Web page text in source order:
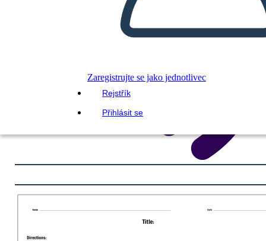
Zaregistrujte se jako jednotlivec
Rejstřík
Přihlásit se